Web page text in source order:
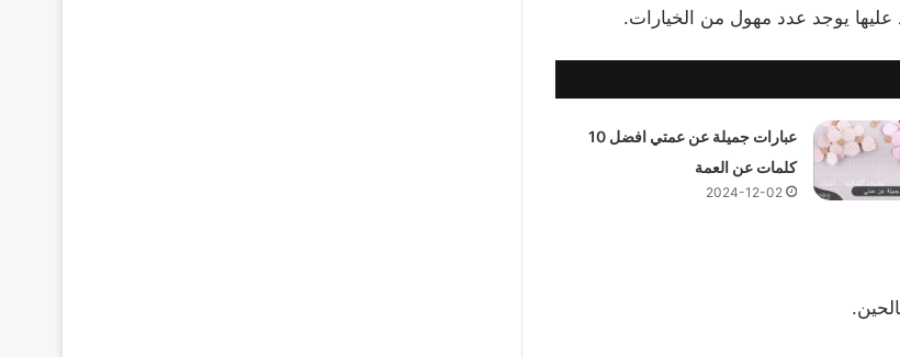
يوجد عدد مهول من الخيارات.
عبارات جميلة عن عمتي افضل 10
كلمات عن العمة
2024-12-02